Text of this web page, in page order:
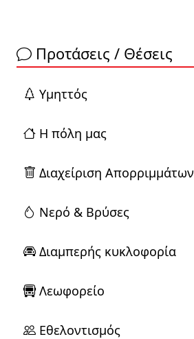
Προτάσεις / Θέσεις
Yμηττός
Η πόλη μας
Διαχείριση Απορριμμάτων
Νερό & Βρύσες
Διαμπερής κυκλοφορία
Λεωφορείο
Εθελοντισμός